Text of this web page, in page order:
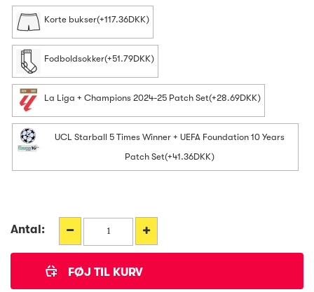
Korte bukser(+117.36DKK)
Fodboldsokker(+51.79DKK)
La Liga + Champions 2024-25 Patch Set(+28.69DKK)
UCL Starball 5 Times Winner + UEFA Foundation 10 Years
Patch Set(+41.36DKK)
Antal: